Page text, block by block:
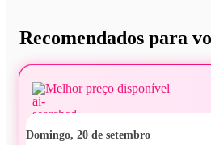
Recomendados para
Melhor preço disponível
domingo, 20 de setembro